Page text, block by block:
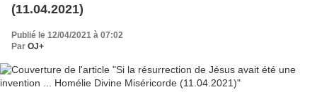
(11.04.2021)
Publié le 12/04/2021 à 07:02
Par OJ+